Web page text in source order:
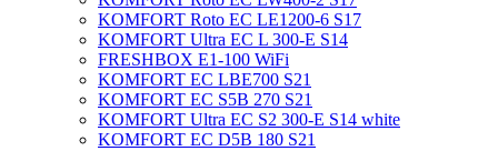
KOMFORT Roto EC LE1200-6 S17
KOMFORT Ultra EC L 300-E S14
FRESHBOX E1-100 WiFi
KOMFORT EC LBE700 S21
KOMFORT EC S5B 270 S21
KOMFORT Ultra EC S2 300-E S14 white
KOMFORT EC D5B 180 S21